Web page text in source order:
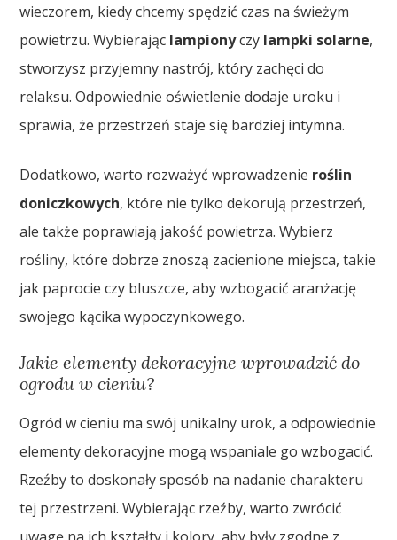
wieczorem, kiedy chcemy spędzić czas na świeżym
powietrzu. Wybierając lampionyczy lampki solarne,
stworzysz przyjemny nastrój, który zachęci do
relaksu. Odpowiednie oświetlenie dodaje uroku i
sprawia, że przestrzeń staje się bardziej intymna.
Dodatkowo, warto rozważyć wprowadzenie roślin
doniczkowych, które nie tylko dekorują przestrzeń,
ale także poprawiają jakość powietrza. Wybierz
rośliny, które dobrze znoszą zacienione miejsca, takie
jak paprocie czy bluszcze, aby wzbogacić aranżację
swojego kącika wypoczynkowego.
Jakie elementy dekoracyjne wprowadzić do
ogrodu w cieniu?
Ogród w cieniu ma swój unikalny urok, a odpowiednie
elementy dekoracyjne mogą wspaniale go wzbogacić.
Rzeźby to doskonały sposób na nadanie charakteru
tej przestrzeni. Wybierając rzeźby, warto zwrócić